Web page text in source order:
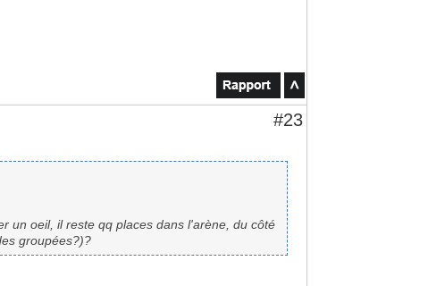
#23
un oeil, il reste qq places dans l'arène, du côté
groupées?)?